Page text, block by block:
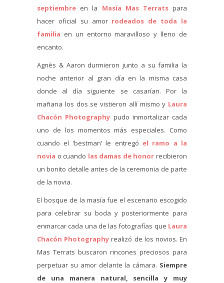
septiembre en la Masía Mas Terratspara
hacer oficial su amor rodeados de toda la
familia en un entorno maravilloso y lleno de
encanto.
Agnès & Aaron durmieron junto a su familia la
noche anterior al gran día en la misma casa
donde al día siguiente se casarían. Por la
mañana los dos se vistieron allí mismo y Laura
Chacón Photography pudo inmortalizar cada
uno de los momentos más especiales. Como
cuando el ‘bestman’ le entregó el ramo a la
novia o cuando las damas de honor recibieron
un bonito detalle antes de la ceremonia de parte
de la novia.
El bosque de la masía fue el escenario escogido
para celebrar su boda y posteriormente para
enmarcar cada una de las fotografías que Laura
Chacón Photography realizó de los novios. En
Mas Terrats buscaron rincones preciosos para
perpetuar su amor delante la cámara. Siempre
de una manera natural, sencilla y muy